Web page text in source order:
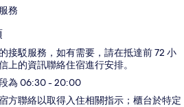
務
接駁服務，如有需要，請在抵達前 72 小
上的資訊聯絡住宿進行安排。
為 06:30 - 20:00
方聯絡以取得入住相關指示；櫃台於特定